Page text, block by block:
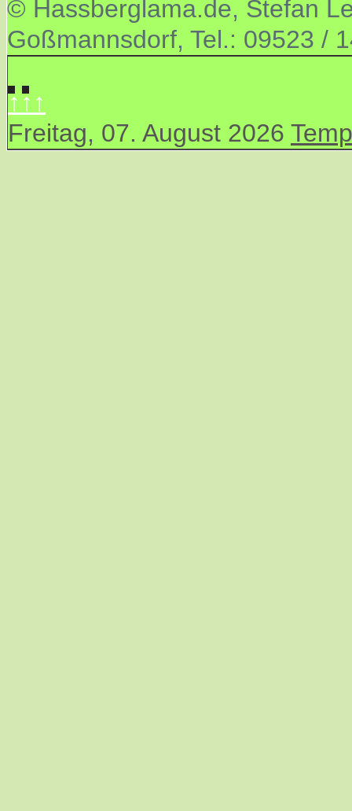
© Hassberglama.de, Stefan
Goßmannsdorf, Tel.: 09523 /
↑↑↑
Freitag, 07. August 2026